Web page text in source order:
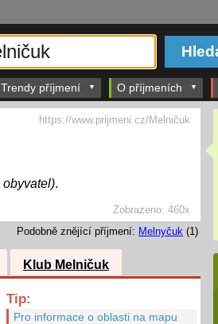
Trendy příjmení O příjmeních
Zobrazeno:460x
obyvatel).
https://www.prijmeni.cz/Melničuk
Podobně znějící příjmení: Melnyčuk (1)
Klub Melničuk
Tip:
Pro informace o oblasti na mapu